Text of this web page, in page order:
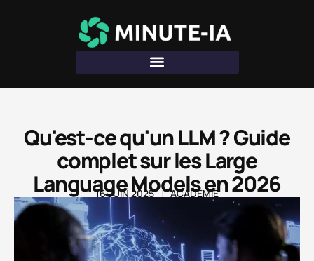
Qu'est-ce qu'un LLM ? Guide
complet sur les Large
Language Models en 2026
16 JUIN 2025 ACADÉMIE